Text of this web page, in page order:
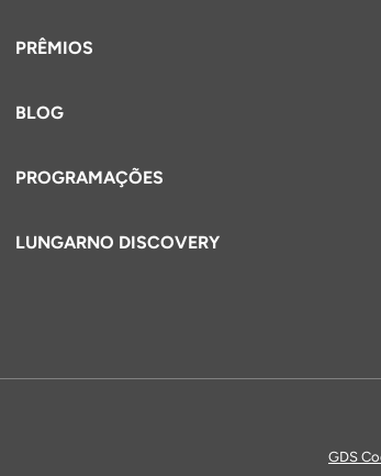
PRÊMIOS
BLOG
PROGRAMAÇÕES
LUNGARNO DISCOVERY
GDS